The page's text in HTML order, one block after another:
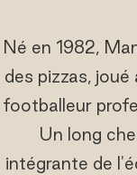
Né en 1982,
des pizzas,
footballeur
Un long
intégrante de